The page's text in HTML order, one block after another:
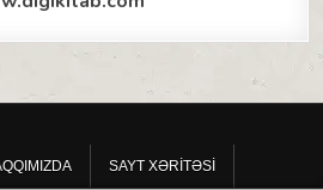
SAYT XƏRITƏSI